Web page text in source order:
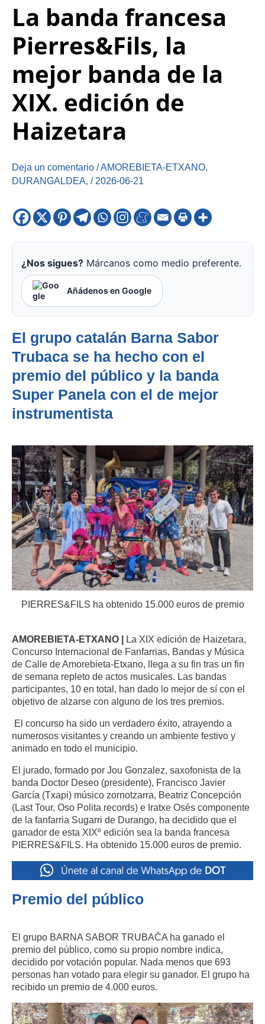
La banda francesa
Pierres&Fils, la
mejor banda de la
XIX. edición de
Haizetara
Deja un comentario /AMOREBIETA-ETXANO,
DURANGALDEA, / 2026-06-21
¿Nos sigues? Márcanos como medio preferente.
Añádenos en Google
El grupo catalán Barna Sabor
Trubaca se ha hecho con el
premio del público y la banda
Super Panela con el de mejor
instrumentista
PIERRES&FILS ha obtenido 15.000 euros de premio
AMOREBIETA-ETXANO | La XIX edición de Haizetara,
Concurso Internacional de Fanfarrias, Bandas y Música
de Calle de Amorebieta-Etxano, llega a su fin tras un fin
de semana repleto de actos musicales. Las bandas
participantes, 10 en total, han dado lo mejor de sí con el
objetivo de alzarse con alguno de los tres premios.
El concurso ha sido un verdadero éxito, atrayendo a
numerosos visitantes y creando un ambiente festivo y
animado en todo el municipio.
El jurado, formado por Jou Gonzalez, saxofonista de la
banda Doctor Deseo (presidente), Francisco Javier
García (Txapi) músico zornotzarra, Beatriz Concepción
(Last Tour, Oso Polita records) e Iratxe Osés componente
de la fanfarria Sugarri de Durango, ha decidido que el
ganador de esta XIXº edición sea la banda francesa
PIERRES&FILS. Ha obtenido 15.000 euros de premio.
Premio del público
El grupo BARNA SABOR TRUBAČA ha ganado el
premio del público, como su propio nombre indica,
decidido por votación popular. Nada menos que 693
personas han votado para elegir su ganador. El grupo ha
recibido un premio de 4.000 euros.